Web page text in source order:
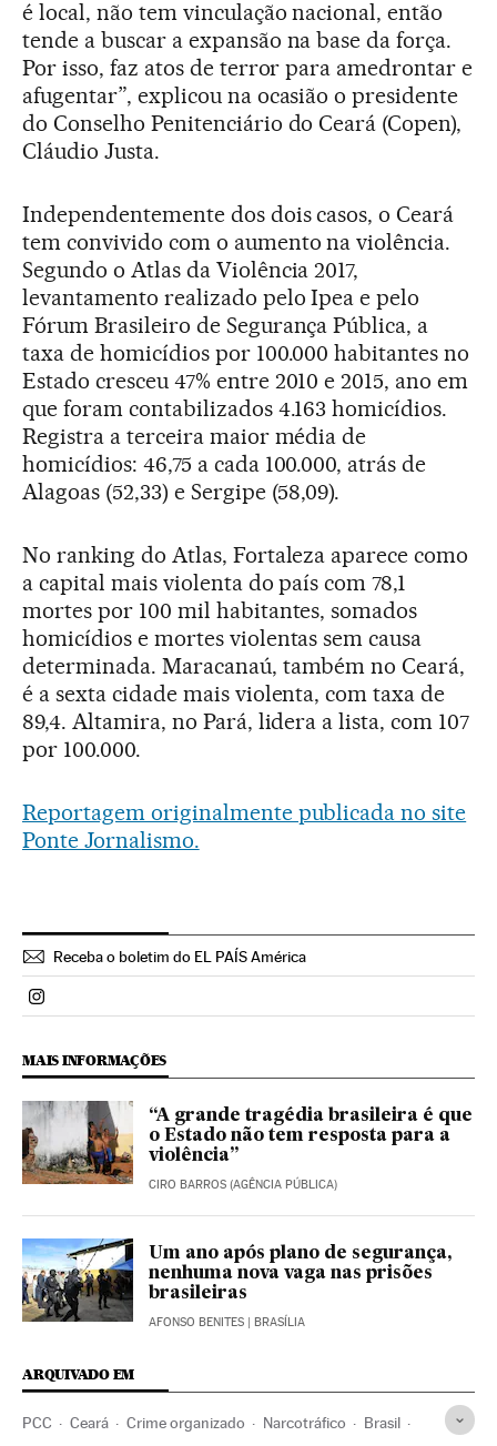
é local, não tem vinculação nacional, então
tende a buscar a expansão na base da força.
Por isso, faz atos de terror para amedrontar e
afugentar”, explicou na ocasião o presidente
do Conselho Penitenciário do Ceará (Copen),
Cláudio Justa.
Independentemente dos dois casos, o Ceará
tem convivido com o aumento na violência.
Segundo o Atlas da Violência 2017,
levantamento realizado pelo Ipea e pelo
Fórum Brasileiro de Segurança Pública, a
taxa de homicídios por 100.000 habitantes no
Estado cresceu 47% entre 2010 e 2015, ano em
que foram contabilizados 4.163 homicídios.
Registra a terceira maior média de
homicídios: 46,75 a cada 100.000, atrás de
Alagoas (52,33) e Sergipe (58,09).
No ranking do Atlas, Fortaleza aparece como
a capital mais violenta do país com 78,1
mortes por 100 mil habitantes, somados
homicídios e mortes violentas sem causa
determinada. Maracanaú, também no Ceará,
é a sexta cidade mais violenta, com taxa de
89,4. Altamira, no Pará, lidera a lista, com 107
por 100.000.
Reportagem originalmente publicada no site
Ponte Jornalismo.
Receba o boletim do EL PAÍS América
Politica El País Brasil en Instagram
MAIS INFORMAÇÕES
“A grande tragédia brasileira é que
o Estado não tem resposta para a
violência”
CIRO BARROS (AGÊNCIA PÚBLICA)
Um ano após plano de segurança,
nenhuma nova vaga nas prisões
brasileiras
AFONSO BENITES | BRASÍLIA
ARQUIVADO EM
PCC Ceará Crime organizado Narcotráfico Brasil